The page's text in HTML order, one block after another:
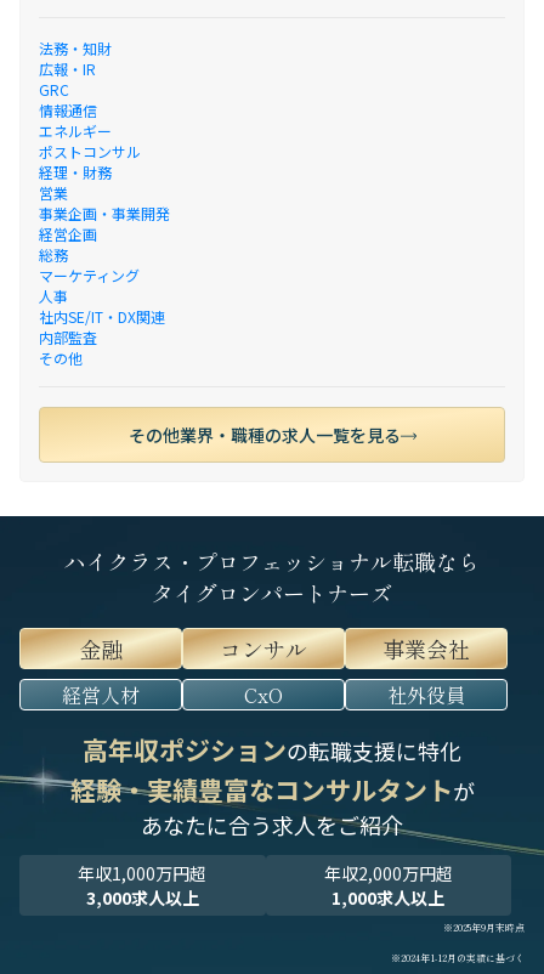
法務・知財
広報・IR
GRC
情報通信
エネルギー
ポストコンサル
経理・財務
営業
事業企画・事業開発
経営企画
総務
マーケティング
人事
社内SE/IT・DX関連
内部監査
その他
その他業界・職種の求人一覧を見る
ハイクラス・プロフェッショナル転職なら
タイグロンパートナーズ
金融
コンサル 事業会社
経営人材 CxO 社外役員
高年収ポジションの転職支援に特化
経験・実績豊富なコンサルタントが
あなたに合う求人をご紹介
年収1,000万円超
3,000求人以上
年収2,000万円超
1,000求人以上
※2025年9月末時点
※2024年1-12月の実績に基づく